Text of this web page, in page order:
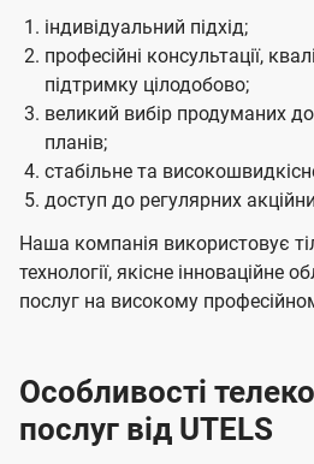
індивідуальний підхід;
професійні консультації,
підтримку цілодобово;
великий вибір продуманих
планів;
стабільне та
доступ до регулярних
Наша компанія використовує
технології, якісне інноваційне
послуг на високому
Особливості
послуг від UTELS